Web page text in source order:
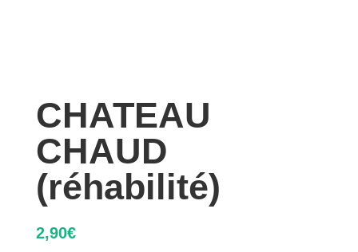
CHATEAU
CHAUD
(réhabilité)
2,90€